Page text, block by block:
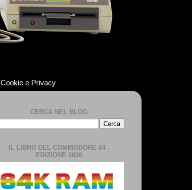
Cookie e Privacy
CERCA NEL BLOG
IL LIBRO DEL COMMODORE 64 -
EDIZIONE 2020